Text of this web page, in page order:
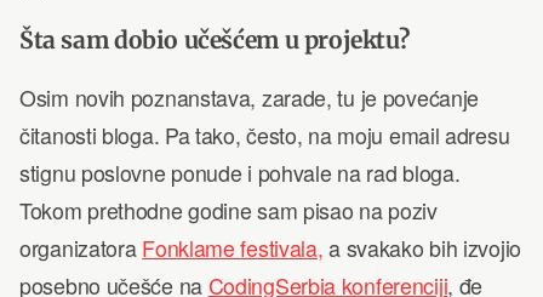
Šta sam dobio učešćem u projektu?
Osim novih poznanstava, zarade, tu je povećanje
čitanosti bloga. Pa tako, često, na moju email adresu
stignu poslovne ponude i pohvale na rad bloga.
Tokom prethodne godine sam pisao na poziv
organizatora Fonklame festivala, a svakako bih izvojio
posebno učešće na CodingSerbia konferenciji, đe